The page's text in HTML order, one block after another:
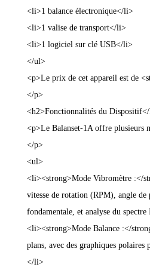
<li>1 balance électronique</li>
<li>1 valise de transport</li>
<li>1 logiciel sur clé USB</li>
</ul>
<p>Le prix de cet appareil est de
</p>
<h2>Fonctionnalités du
<p>Le Balanset-1A offre plusieurs
</p>
<ul>
<li><strong>Mode Vibromètre :</
vitesse de rotation (RPM), angle de
fondamentale, et analyse du
<li><strong>Mode Balance :</
plans, avec des graphiques
</li>